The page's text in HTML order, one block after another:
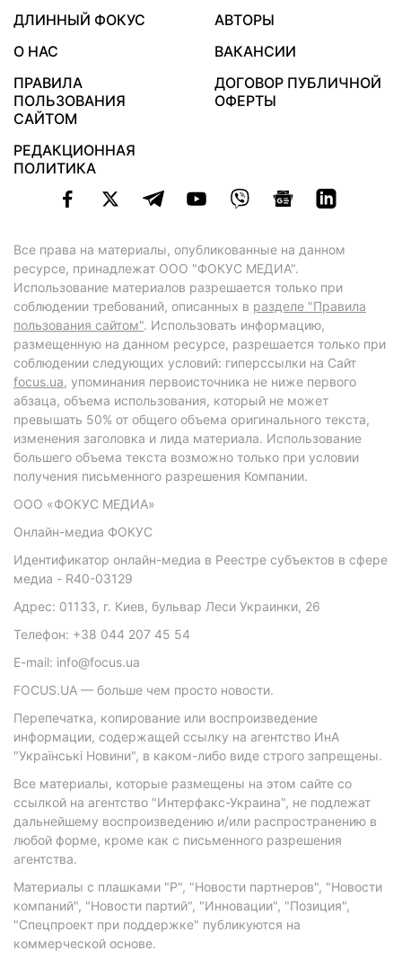
ДЛИННЫЙ ФОКУС
АВТОРЫ
О НАС
ВАКАНСИИ
ПРАВИЛА
ПОЛЬЗОВАНИЯ
САЙТОМ
ДОГОВОР ПУБЛИЧНОЙ
ОФЕРТЫ
РЕДАКЦИОННАЯ
ПОЛИТИКА
Все права на материалы, опубликованные на данном
ресурсе, принадлежат ООО "ФОКУС МЕДИА".
Использование материалов разрешается только при
соблюдении требований, описанных в разделе "Правила
пользования сайтом". Использовать информацию,
размещенную на данном ресурсе, разрешается только при
соблюдении следующих условий: гиперссылки на Сайт
focus.ua, упоминания первоисточника не ниже первого
абзаца, объема использования, который не может
превышать 50% от общего объема оригинального текста,
изменения заголовка и лида материала. Использование
большего объема текста возможно только при условии
получения письменного разрешения Компании.
ООО «ФОКУС МЕДИА»
Онлайн-медиа ФОКУС
Идентификатор онлайн-медиа в Реестре субъектов в сфере
медиа - R40-03129
Адрес: 01133, г. Киев, бульвар Леси Украинки, 26
Телефон: +38 044 207 45 54
E-mail: info@focus.ua
FOCUS.UA — больше чем просто новости.
Перепечатка, копирование или воспроизведение
информации, содержащей ссылку на агентство ИнА
"Українські Новини", в каком-либо виде строго запрещены.
Все материалы, которые размещены на этом сайте со
ссылкой на агентство "Интерфакс-Украина", не подлежат
дальнейшему воспроизведению и/или распространению в
любой форме, кроме как с письменного разрешения
агентства.
Материалы с плашками "Р", "Новости партнеров", "Новости
компаний", "Новости партий", "Инновации", "Позиция",
"Спецпроект при поддержке" публикуются на
коммерческой основе.